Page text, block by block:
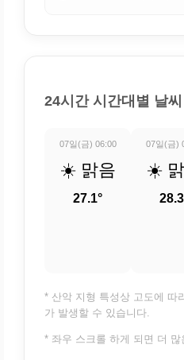
24시간 시간대별 날
07일(금) 06:00
☀️ 맑음
27.1°
07일(금)
☀️
* 산악 지형 특성상 고도에 따
가 발생할 수 있습니다.
* 좌우 스크롤 하게 되면 더 많